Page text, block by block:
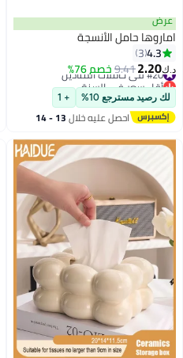
عرض
اماروها حامل الأنسجة
4.3
3
د.ك‏2.20
9.41خصم 76% #20 في حاملات المناديل
أقل سعر في السنة
#20 في حاملات المناديل
لك رصيد مسترجع 10% + 1
احصل عليه خلال 13 - 14